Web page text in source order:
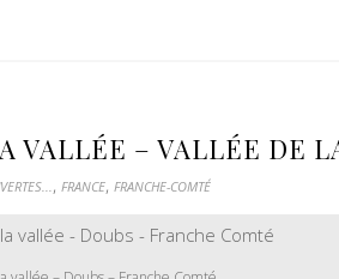
VALLÉE – VALLÉE DE
, FRANCE, FRANCHE-COMTÉ